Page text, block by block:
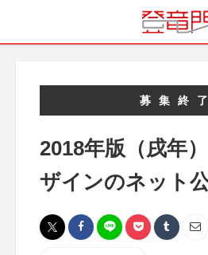
募集終
2018年版（戌年
ザインのネット